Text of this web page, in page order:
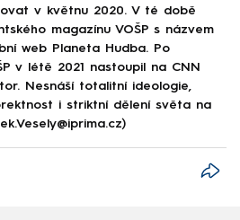
v květnu 2020. V té době
magazínu VOŠP s názvem
web Planeta Hudba. Po
v létě 2021 nastoupil na CNN
Nesnáší totalitní ideologie,
i striktní dělení světa na